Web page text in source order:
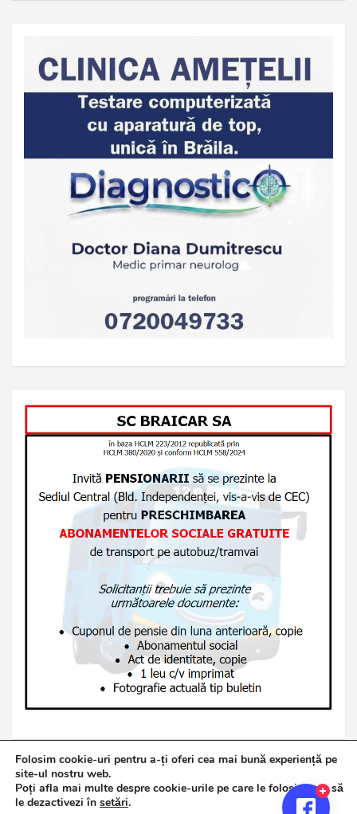
Copyright © 2026Jurnalul de Brăila
Folosim cookie-uri pentru a-ți oferi cea mai bună experiență pe
site-ul nostru web.
Poți afla mai multe despre cookie-urile pe care le folosim sau să
le dezactivezi în setări.